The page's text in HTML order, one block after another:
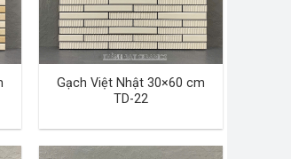
Gạch Việt Nhật 30×60 cm
TD-22